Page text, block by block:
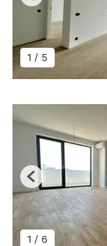
1 / 5
1 / 6
Previous